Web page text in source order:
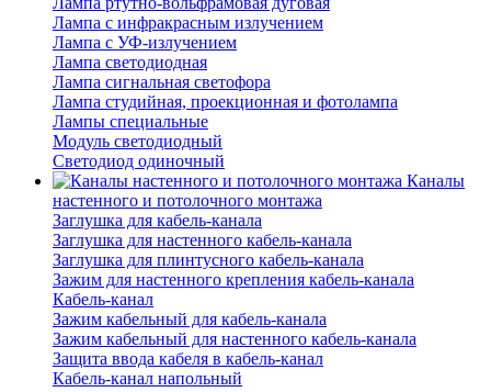
Лампа с инфракрасным излучением
Лампа с УФ-излучением
Лампа светодиодная
Лампа сигнальная светофора
Лампа студийная, проекционная и фотолампа
Лампы специальные
Модуль светодиодный
Светодиод одиночный
Каналы
настенного и потолочного монтажа
Заглушка для кабель-канала
Заглушка для настенного кабель-канала
Заглушка для плинтусного кабель-канала
Зажим для настенного крепления кабель-канала
Кабель-канал
Зажим кабельный для кабель-канала
Зажим кабельный для настенного кабель-канала
Защита ввода кабеля в кабель-канал
Кабель-канал напольный